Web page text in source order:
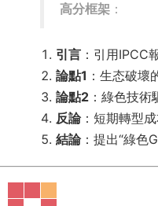
高分框架 ：
引言 ：引用IPCC
論點1 ：生态破壞
論點2 ：綠色技
反論：短期轉型
結論：提出“綠色